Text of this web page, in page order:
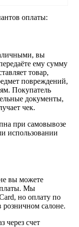
оплаты:
вы
ему сумму
товар,
повреждений,
Покупатель
документы,
чек.
при самовывозе
использовании
вы можете
Мы
но оплату по
салоне.
через счет